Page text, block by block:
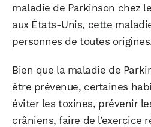
maladie de Parkinson chez
aux États-Unis, cette
personnes de toutes
Bien que la maladie de
être prévenue, certaines
éviter les toxines, prévenir
crâniens, faire de l’exercice